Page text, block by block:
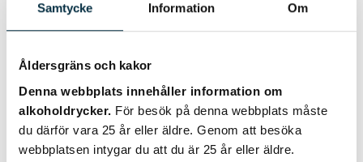
Samtycke Information Om
Åldersgräns och kakor
Denna webbplats innehåller information om
alkoholdrycker. För besök på denna webbplats måste
du därför vara 25 år eller äldre. Genom att besöka
webbplatsen intygar du att du är 25 år eller äldre.
Punch Club Passionfruit
Liqueur
KÖP 149 KR